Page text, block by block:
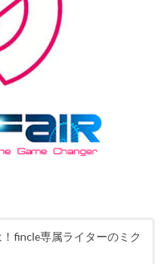
fincle専属ライターのミク